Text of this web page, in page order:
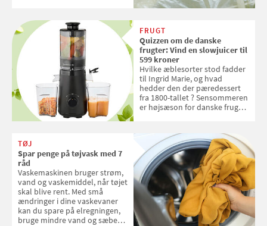
FRUGT
Quizzen om de danske
frugter: Vind en slowjuicer til
599 kroner
Hvilke æblesorter stod fadder
til Ingrid Marie, og hvad
hedder den der pæredessert
fra 1800-tallet ? Sensommeren
er højsæson for danske fruger,
favoritter. Det fejrer Samvirke
med en quiz om alt det danske
frugt, vi elsker. Konkurrencen
slutter fredag d. 18. september
2026
TØJ
Spar penge på tøjvask med 7
råd
Vaskemaskinen bruger strøm,
vand og vaskemiddel, når tøjet
skal blive rent. Med små
ændringer i dine vaskevaner
kan du spare på elregningen,
bruge mindre vand og sæbe